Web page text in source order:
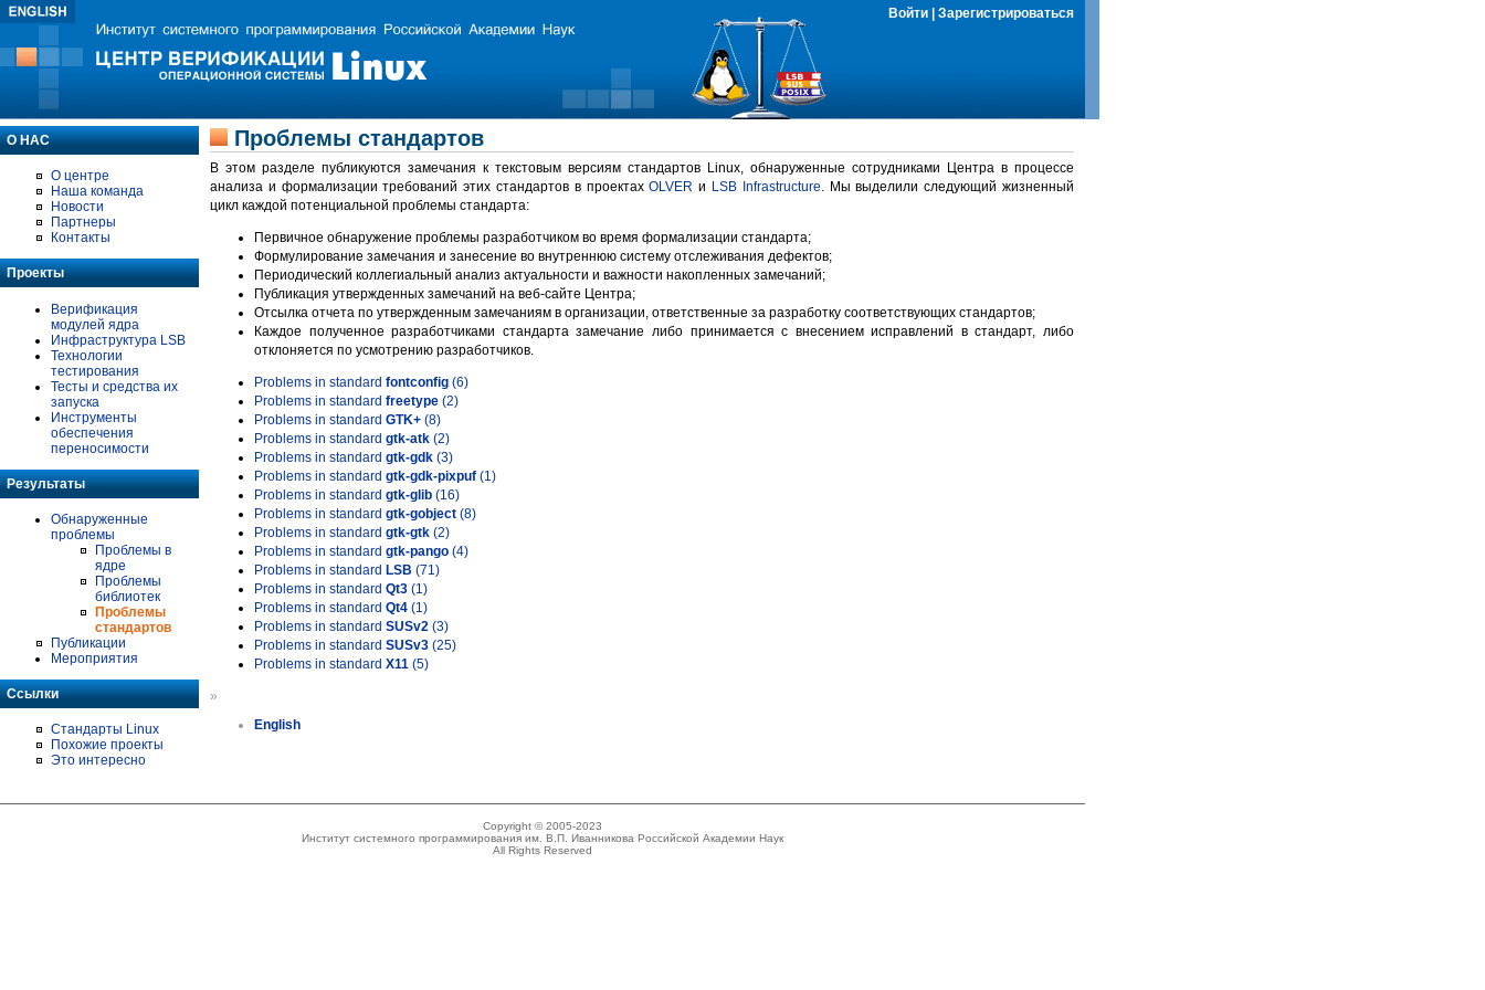
Войти Зарегистрироваться
О НАС
О центре
Наша команда
Новости
Партнеры
Контакты
Проекты
Верификация
модулей ядра
Инфраструктура LSB
Технологии
тестирования
Тесты и средства их
запуска
Инструменты
обеспечения
переносимости
Результаты
Обнаруженные
проблемы
Проблемы в
ядре
Проблемы
библиотек
Проблемы
стандартов
Публикации
Мероприятия
Ссылки
Стандарты Linux
Похожие проекты
Это интересно
Проблемы стандартов
В этом разделе публикуются замечания к текстовым версиям стандартов Linux, обнаруженные сотрудниками Центра в процессе
анализа и формализации требований этих стандартов в проектахOLVER и LSB Infrastructure. Мы выделили следующий жизненный
цикл каждой потенциальной проблемы стандарта:
Первичное обнаружение проблемы разработчиком во время формализации стандарта;
Формулирование замечания и занесение во внутреннюю систему отслеживания дефектов;
Периодический коллегиальный анализ актуальности и важности накопленных замечаний;
Публикация утвержденных замечаний на веб-сайте Центра;
Отсылка отчета по утвержденным замечаниям в организации, ответственные за разработку соответствующих стандартов;
Каждое полученное разработчиками стандарта замечание либо принимается с внесением исправлений в стандарт, либо
отклоняется по усмотрению разработчиков.
Problems in standard fontconfig (6)
Problems in standard freetype (2)
Problems in standard GTK+ (8)
Problems in standard gtk-atk (2)
Problems in standard gtk-gdk (3)
Problems in standard gtk-gdk-pixpuf (1)
Problems in standard gtk-glib (16)
Problems in standard gtk-gobject (8)
Problems in standard gtk-gtk (2)
Problems in standard gtk-pango (4)
Problems in standard LSB (71)
Problems in standard Qt3 (1)
Problems in standard Qt4 (1)
Problems in standard SUSv2 (3)
Problems in standard SUSv3 (25)
Problems in standard X11 (5)
»
English
Copyright © 2005-2023
Институт системного программирования им. В.П. Иванникова Российской Академии Наук
All Rights Reserved